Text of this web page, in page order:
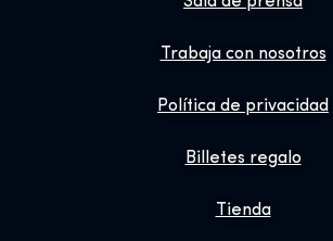
Trabaja con nosotros
Política de privacidad
Billetes regalo
Tienda